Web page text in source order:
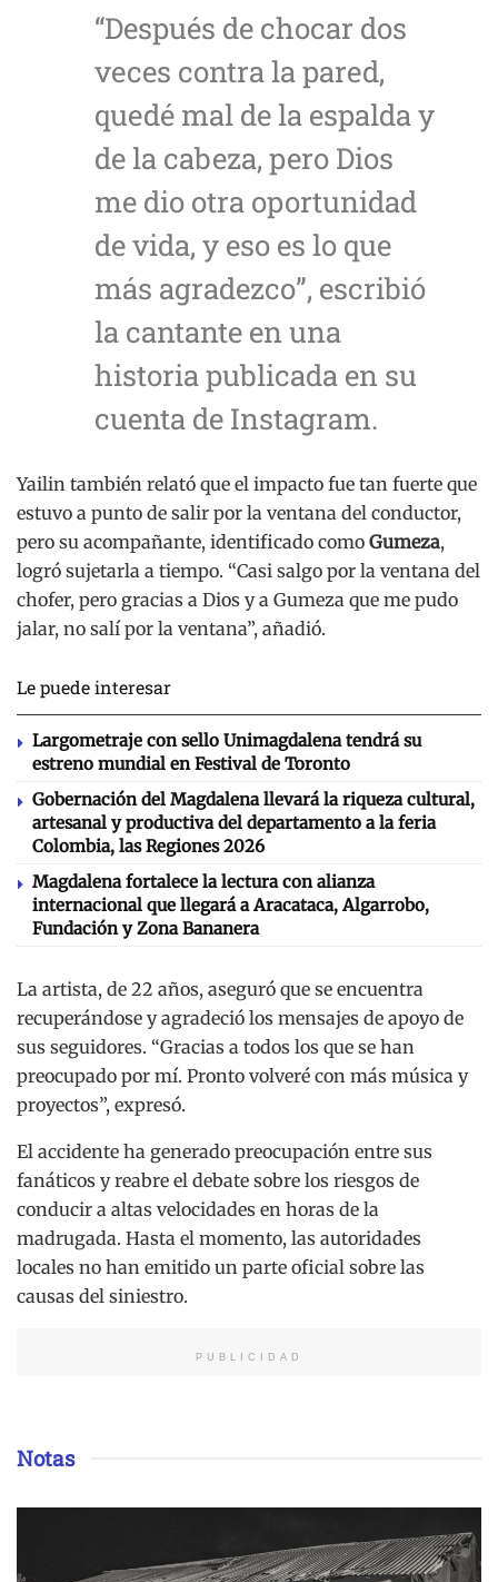
“Después de chocar dos
veces contra la pared,
quedé mal de la espalda y
de la cabeza, pero Dios
me dio otra oportunidad
de vida, y eso es lo que
más agradezco”, escribió
la cantante en una
historia publicada en su
cuenta de Instagram.
Yailin también relató que el impacto fue tan fuerte que
estuvo a punto de salir por la ventana del conductor,
pero su acompañante, identificado como Gumeza,
logró sujetarla a tiempo. “Casi salgo por la ventana del
chofer, pero gracias a Dios y a Gumeza que me pudo
jalar, no salí por la ventana”, añadió.
Le puede interesar
Largometraje con sello Unimagdalena tendrá su
estreno mundial en Festival de Toronto
Gobernación del Magdalena llevará la riqueza cultural,
artesanal y productiva del departamento a la feria
Colombia, las Regiones 2026
Magdalena fortalece la lectura con alianza
internacional que llegará a Aracataca, Algarrobo,
Fundación y Zona Bananera
La artista, de 22 años, aseguró que se encuentra
recuperándose y agradeció los mensajes de apoyo de
sus seguidores. “Gracias a todos los que se han
preocupado por mí. Pronto volveré con más música y
proyectos”, expresó.
El accidente ha generado preocupación entre sus
fanáticos y reabre el debate sobre los riesgos de
conducir a altas velocidades en horas de la
madrugada. Hasta el momento, las autoridades
locales no han emitido un parte oficial sobre las
causas del siniestro.
PUBLICIDAD
Notas